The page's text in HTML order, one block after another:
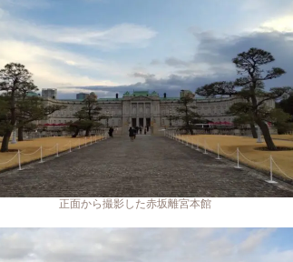
正面から撮影した赤坂離宮本館